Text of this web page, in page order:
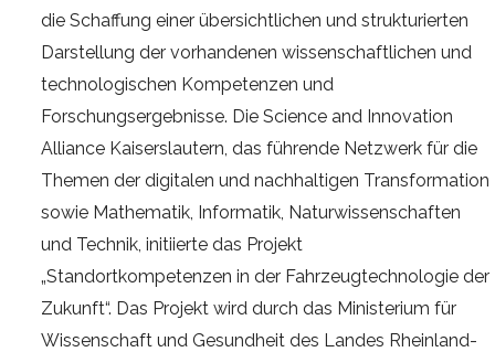
die Schaffung einer übersichtlichen und strukturierten
Darstellung der vorhandenen wissenschaftlichen und
technologischen Kompetenzen und
Forschungsergebnisse. Die Science and Innovation
Alliance Kaiserslautern, das führende Netzwerk für die
Themen der digitalen und nachhaltigen Transformation
sowie Mathematik, Informatik, Naturwissenschaften
und Technik, initiierte das Projekt
„Standortkompetenzen in der Fahrzeugtechnologie der
Zukunft“. Das Projekt wird durch das Ministerium für
Wissenschaft und Gesundheit des Landes Rheinland-